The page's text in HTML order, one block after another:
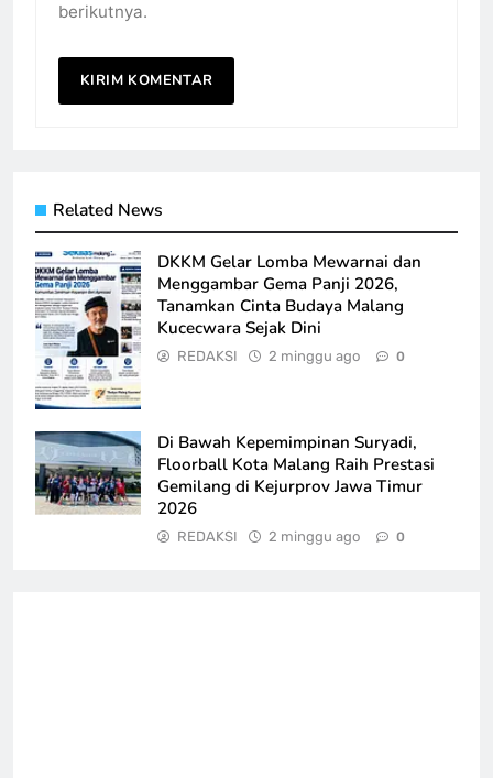
berikutnya.
Related News
DKKM Gelar Lomba Mewarnai dan
Menggambar Gema Panji 2026,
Tanamkan Cinta Budaya Malang
Kucecwara Sejak Dini
REDAKSI 2 minggu ago 0
Di Bawah Kepemimpinan Suryadi,
Floorball Kota Malang Raih Prestasi
Gemilang di Kejurprov Jawa Timur
2026
REDAKSI 2 minggu ago 0